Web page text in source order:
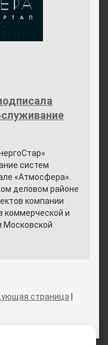
систем
«Атмосфера».
деловом районе
компании
коммерческой и
Московской
страница